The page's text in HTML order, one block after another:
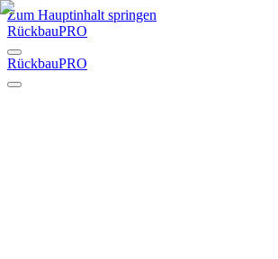
Zum Hauptinhalt springen
RückbauPRO
RückbauPRO